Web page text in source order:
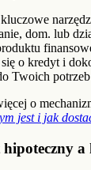
dom. lub
o kredyt i
Twoich
o
jest i jak